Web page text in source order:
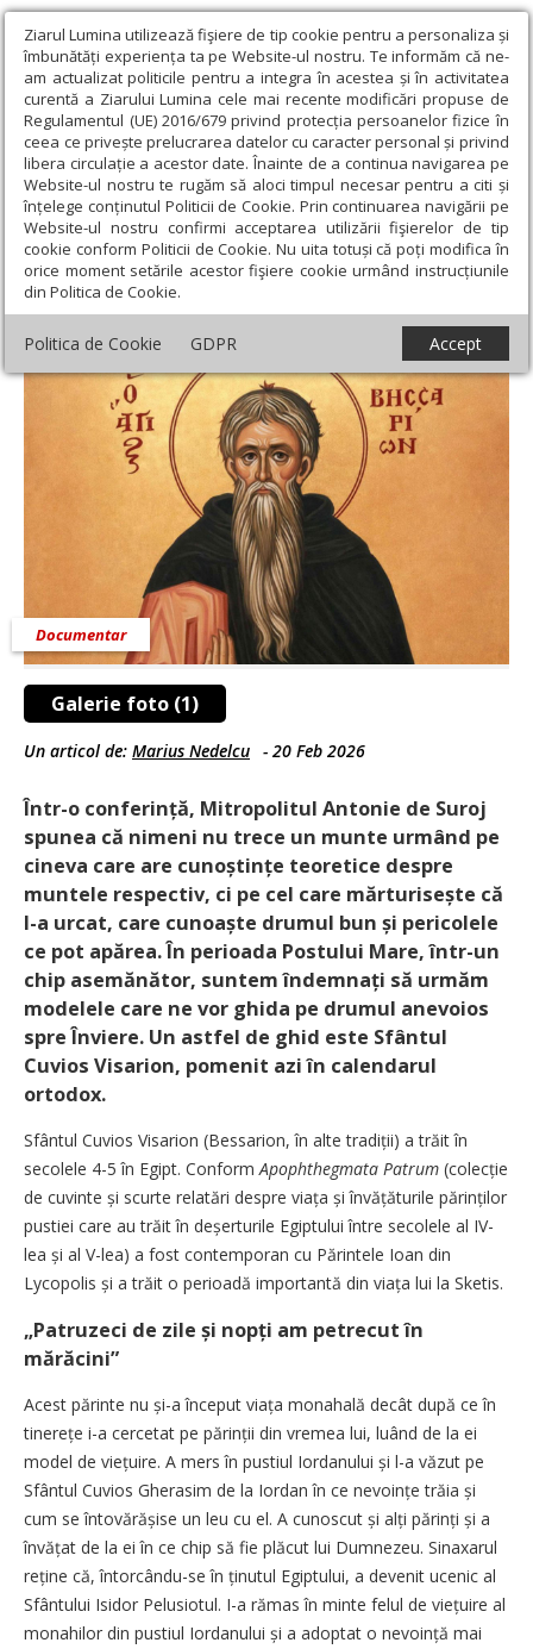
Ziarul Lumina utilizează fişiere de tip cookie pentru a personaliza și
îmbunătăți experiența ta pe Website-ul nostru. Te informăm că ne-
am actualizat politicile pentru a integra în acestea și în activitatea
curentă a Ziarului Lumina cele mai recente modificări propuse de
Regulamentul (UE) 2016/679 privind protecția persoanelor fizice în
ceea ce privește prelucrarea datelor cu caracter personal și privind
libera circulație a acestor date. Înainte de a continua navigarea pe
Website-ul nostru te rugăm să aloci timpul necesar pentru a citi și
înțelege conținutul Politicii de Cookie. Prin continuarea navigării pe
Website-ul nostru confirmi acceptarea utilizării fişierelor de tip
cookie conform Politicii de Cookie. Nu uita totuși că poți modifica în
orice moment setările acestor fişiere cookie urmând instrucțiunile
din Politica de Cookie.
Politica de Cookie GDPR Accept
Ziarul Lumina › Actualitate religioasă › Documentar › Cuviosul
Visarion, remarcabil părinte duhovnicesc
Cuviosul Visarion, remarcabil părinte
duhovnicesc
Galerie foto (1)
Documentar
Un articol de: Marius Nedelcu - 20 Feb 2026
Într-o conferință, Mitropolitul Antonie de Suroj
spunea că nimeni nu trece un munte urmând pe
cineva care are cunoștințe teoretice despre
muntele respectiv, ci pe cel care mărturisește că
l-a urcat, care cunoaște drumul bun și pericolele
ce pot apărea. În perioada Postului Mare, într-un
chip asemănător, suntem îndemnați să urmăm
modelele care ne vor ghida pe drumul anevoios
spre Înviere. Un astfel de ghid este Sfântul
Cuvios Visarion, pomenit azi în calendarul
ortodox.
Sfântul Cuvios Visarion (Bessarion, în alte tradiții) a trăit în
secolele 4-5 în Egipt. ConformApophthegmata ­Patrum (colecție
de cuvinte și scurte relatări despre viața și învățăturile părinților
pustiei care au trăit în deșerturile Egiptului între secolele al IV-
lea și al V-lea) a fost contemporan cu Părintele Ioan din
Lycopolis și a trăit o perioadă importantă din viața lui la Sketis.
„Patruzeci de zile și nopți am petrecut în
mărăcini”
Acest părinte nu și-a început viața monahală decât după ce în
tinerețe i-a cercetat pe părinții din vremea lui, luând de la ei
model de viețuire. A mers în pustiul Iordanului și l-a văzut pe
Sfântul Cuvios Gherasim de la Iordan în ce nevoințe trăia și
cum se întovărășise un leu cu el. A cunoscut și alți părinți și a
învățat de la ei în ce chip să fie plăcut lui Dumnezeu. Sinaxarul
reține că, întorcându-se în ținutul Egiptului, a devenit ucenic al
Sfântului Isidor Pelusiotul. I-a rămas în minte felul de viețuire al
monahilor din pustiul Iordanului și a adoptat o nevoință mai